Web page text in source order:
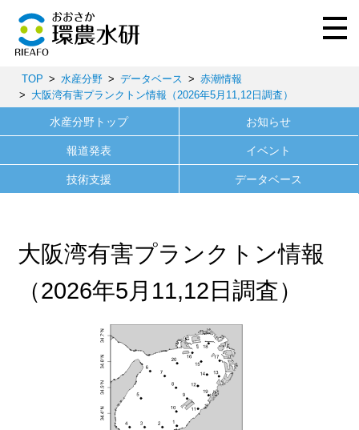
TOP 水産分野 データベース
赤潮情報
大阪湾有害プランクトン情報（2026年5月11,12日調査）
水産分野トップ お知らせ
報道発表 イベント
技術支援 データベース
大阪湾有害プランクトン情報
（2026年5月11,12日調査）